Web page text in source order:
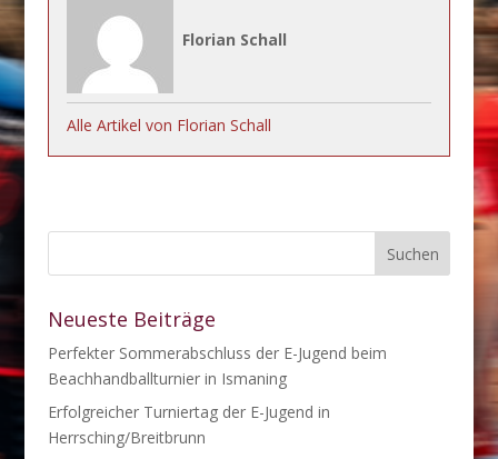
Florian Schall
Alle Artikel von Florian Schall
Neueste Beiträge
Perfekter Sommerabschluss der E-Jugend beim
Beachhandballturnier in Ismaning
Erfolgreicher Turniertag der E-Jugend in
Herrsching/Breitbrunn